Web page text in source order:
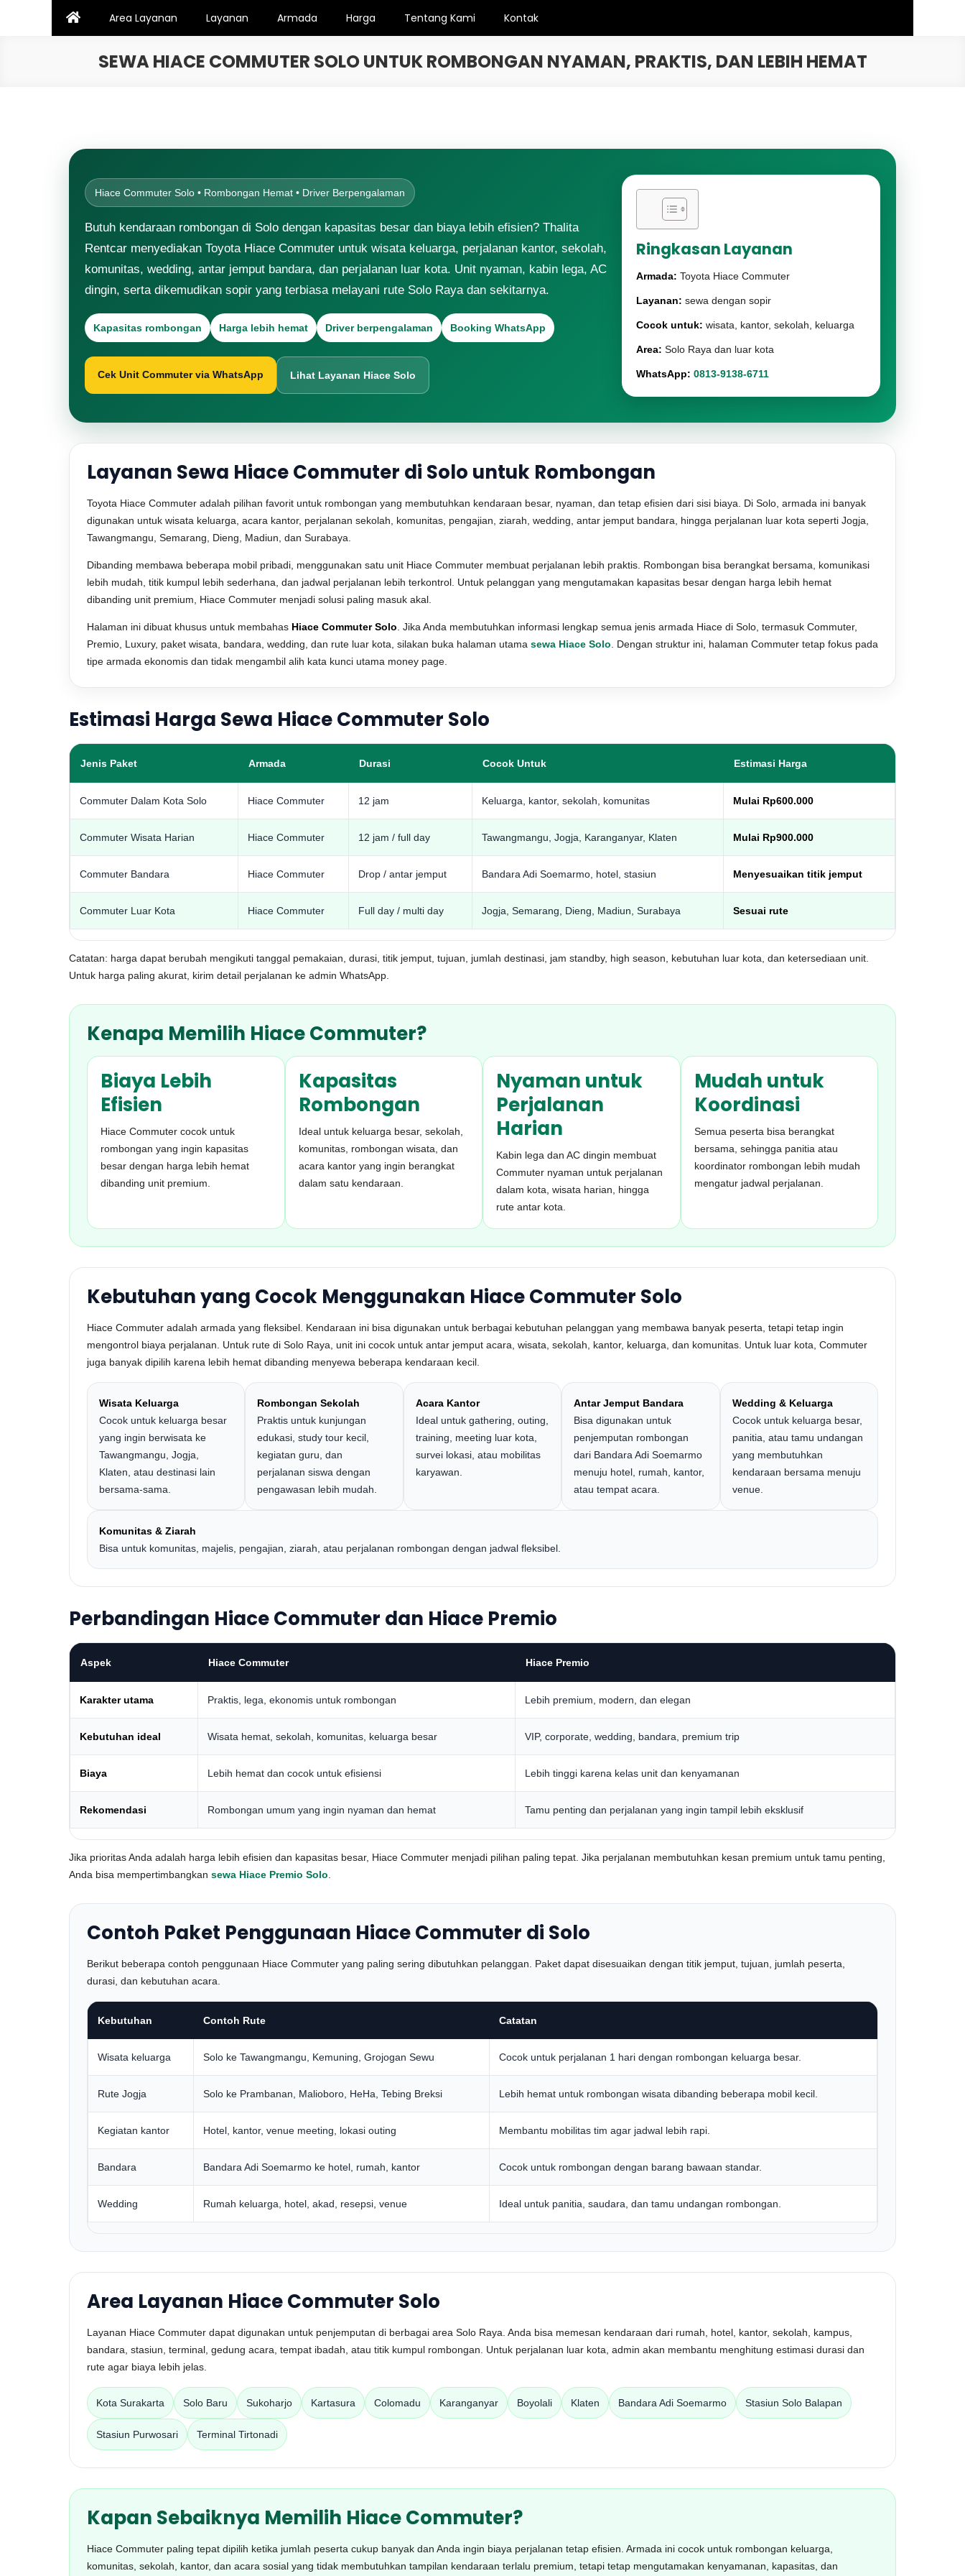
Area Layanan Layanan Armada Harga Tentang Kami Kontak
SEWA HIACE COMMUTER SOLO UNTUK ROMBONGAN NYAMAN, PRAKTIS, DAN LEBIH HEMAT
Hiace Commuter Solo • Rombongan Hemat • Driver Berpengalaman
Butuh kendaraan rombongan di Solo dengan kapasitas besar dan biaya lebih efisien? Thalita
Rentcar menyediakan Toyota Hiace Commuter untuk wisata keluarga, perjalanan kantor, sekolah,
komunitas, wedding, antar jemput bandara, dan perjalanan luar kota. Unit nyaman, kabin lega, AC
dingin, serta dikemudikan sopir yang terbiasa melayani rute Solo Raya dan sekitarnya.
Kapasitas rombongan Harga lebih hemat Driver berpengalaman Booking WhatsApp
Cek Unit Commuter via WhatsApp Lihat Layanan Hiace Solo
Ringkasan Layanan
Armada: Toyota Hiace Commuter
Layanan: sewa dengan sopir
Cocok untuk: wisata, kantor, sekolah, keluarga
Area: Solo Raya dan luar kota
WhatsApp: 0813-9138-6711
Layanan Sewa Hiace Commuter di Solo untuk Rombongan
Toyota Hiace Commuter adalah pilihan favorit untuk rombongan yang membutuhkan kendaraan besar, nyaman, dan tetap efisien dari sisi biaya. Di Solo, armada ini banyak
digunakan untuk wisata keluarga, acara kantor, perjalanan sekolah, komunitas, pengajian, ziarah, wedding, antar jemput bandara, hingga perjalanan luar kota seperti Jogja,
Tawangmangu, Semarang, Dieng, Madiun, dan Surabaya.
Dibanding membawa beberapa mobil pribadi, menggunakan satu unit Hiace Commuter membuat perjalanan lebih praktis. Rombongan bisa berangkat bersama, komunikasi
lebih mudah, titik kumpul lebih sederhana, dan jadwal perjalanan lebih terkontrol. Untuk pelanggan yang mengutamakan kapasitas besar dengan harga lebih hemat
dibanding unit premium, Hiace Commuter menjadi solusi paling masuk akal.
Halaman ini dibuat khusus untuk membahas Hiace Commuter Solo . Jika Anda membutuhkan informasi lengkap semua jenis armada Hiace di Solo, termasuk Commuter,
Premio, Luxury, paket wisata, bandara, wedding, dan rute luar kota, silakan buka halaman utama sewa Hiace Solo . Dengan struktur ini, halaman Commuter tetap fokus pada
tipe armada ekonomis dan tidak mengambil alih kata kunci utama money page.
Estimasi Harga Sewa Hiace Commuter Solo
Jenis Paket Armada Durasi Cocok Untuk Estimasi Harga
Commuter Dalam Kota Solo Hiace Commuter 12 jam Keluarga, kantor, sekolah, komunitas Mulai Rp600.000
Commuter Wisata Harian Hiace Commuter 12 jam / full day Tawangmangu, Jogja, Karanganyar, Klaten Mulai Rp900.000
Commuter Bandara Hiace Commuter Drop / antar jemput Bandara Adi Soemarmo, hotel, stasiun Menyesuaikan titik jemput
Commuter Luar Kota Hiace Commuter Full day / multi day Jogja, Semarang, Dieng, Madiun, Surabaya Sesuai rute
Catatan: harga dapat berubah mengikuti tanggal pemakaian, durasi, titik jemput, tujuan, jumlah destinasi, jam standby, high season, kebutuhan luar kota, dan ketersediaan unit.
Untuk harga paling akurat, kirim detail perjalanan ke admin WhatsApp.
Kenapa Memilih Hiace Commuter?
Biaya Lebih
Efisien
Hiace Commuter cocok untuk
rombongan yang ingin kapasitas
besar dengan harga lebih hemat
dibanding unit premium.
Kapasitas
Rombongan
Ideal untuk keluarga besar, sekolah,
komunitas, rombongan wisata, dan
acara kantor yang ingin berangkat
dalam satu kendaraan.
Nyaman untuk
Perjalanan
Harian
Kabin lega dan AC dingin membuat
Commuter nyaman untuk perjalanan
dalam kota, wisata harian, hingga
rute antar kota.
Mudah untuk
Koordinasi
Semua peserta bisa berangkat
bersama, sehingga panitia atau
koordinator rombongan lebih mudah
mengatur jadwal perjalanan.
Kebutuhan yang Cocok Menggunakan Hiace Commuter Solo
Hiace Commuter adalah armada yang fleksibel. Kendaraan ini bisa digunakan untuk berbagai kebutuhan pelanggan yang membawa banyak peserta, tetapi tetap ingin
mengontrol biaya perjalanan. Untuk rute di Solo Raya, unit ini cocok untuk antar jemput acara, wisata, sekolah, kantor, keluarga, dan komunitas. Untuk luar kota, Commuter
juga banyak dipilih karena lebih hemat dibanding menyewa beberapa kendaraan kecil.
Wisata Keluarga
Cocok untuk keluarga besar
yang ingin berwisata ke
Tawangmangu, Jogja,
Klaten, atau destinasi lain
bersama-sama.
Rombongan Sekolah
Praktis untuk kunjungan
edukasi, study tour kecil,
kegiatan guru, dan
perjalanan siswa dengan
pengawasan lebih mudah.
Acara Kantor
Ideal untuk gathering, outing,
training, meeting luar kota,
survei lokasi, atau mobilitas
karyawan.
Antar Jemput Bandara
Bisa digunakan untuk
penjemputan rombongan
dari Bandara Adi Soemarmo
menuju hotel, rumah, kantor,
atau tempat acara.
Wedding & Keluarga
Cocok untuk keluarga besar,
panitia, atau tamu undangan
yang membutuhkan
kendaraan bersama menuju
venue.
Komunitas & Ziarah
Bisa untuk komunitas, majelis, pengajian, ziarah, atau perjalanan rombongan dengan jadwal fleksibel.
Perbandingan Hiace Commuter dan Hiace Premio
Aspek Hiace Commuter Hiace Premio
Karakter utama Praktis, lega, ekonomis untuk rombongan Lebih premium, modern, dan elegan
Kebutuhan ideal Wisata hemat, sekolah, komunitas, keluarga besar VIP, corporate, wedding, bandara, premium trip
Biaya Lebih hemat dan cocok untuk efisiensi Lebih tinggi karena kelas unit dan kenyamanan
Rekomendasi Rombongan umum yang ingin nyaman dan hemat Tamu penting dan perjalanan yang ingin tampil lebih eksklusif
Jika prioritas Anda adalah harga lebih efisien dan kapasitas besar, Hiace Commuter menjadi pilihan paling tepat. Jika perjalanan membutuhkan kesan premium untuk tamu penting,
Anda bisa mempertimbangkan sewa Hiace Premio Solo
Contoh Paket Penggunaan Hiace Commuter di Solo
Berikut beberapa contoh penggunaan Hiace Commuter yang paling sering dibutuhkan pelanggan. Paket dapat disesuaikan dengan titik jemput, tujuan, jumlah peserta,
durasi, dan kebutuhan acara.
Kebutuhan Contoh Rute Catatan
Wisata keluarga Solo ke Tawangmangu, Kemuning, Grojogan Sewu Cocok untuk perjalanan 1 hari dengan rombongan keluarga besar.
Rute Jogja Solo ke Prambanan, Malioboro, HeHa, Tebing Breksi Lebih hemat untuk rombongan wisata dibanding beberapa mobil kecil.
Kegiatan kantor Hotel, kantor, venue meeting, lokasi outing Membantu mobilitas tim agar jadwal lebih rapi.
Bandara Bandara Adi Soemarmo ke hotel, rumah, kantor Cocok untuk rombongan dengan barang bawaan standar.
Wedding Rumah keluarga, hotel, akad, resepsi, venue Ideal untuk panitia, saudara, dan tamu undangan rombongan.
Area Layanan Hiace Commuter Solo
Layanan Hiace Commuter dapat digunakan untuk penjemputan di berbagai area Solo Raya. Anda bisa memesan kendaraan dari rumah, hotel, kantor, sekolah, kampus,
bandara, stasiun, terminal, gedung acara, tempat ibadah, atau titik kumpul rombongan. Untuk perjalanan luar kota, admin akan membantu menghitung estimasi durasi dan
rute agar biaya lebih jelas.
Kota Surakarta Solo Baru Sukoharjo Kartasura Colomadu Karanganyar Boyolali Klaten Bandara Adi Soemarmo Stasiun Solo Balapan
Stasiun Purwosari Terminal Tirtonadi
Kapan Sebaiknya Memilih Hiace Commuter?
Hiace Commuter paling tepat dipilih ketika jumlah peserta cukup banyak dan Anda ingin biaya perjalanan tetap efisien. Armada ini cocok untuk rombongan keluarga,
komunitas, sekolah, kantor, dan acara sosial yang tidak membutuhkan tampilan kendaraan terlalu premium, tetapi tetap mengutamakan kenyamanan, kapasitas, dan